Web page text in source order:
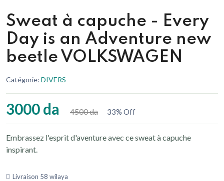
Sweat à capuche - Every
Day is an Adventure new
beetle VOLKSWAGEN
Catégorie: DIVERS
3000 da 4500 da 33% Off
Embrassez l'esprit d'aventure avec ce sweat à capuche
inspirant.
Livraison 58 wilaya